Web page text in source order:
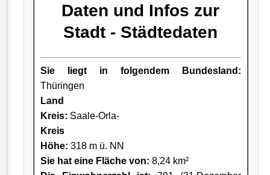
Daten und Infos zur
Stadt - Städtedaten
Sie liegt in folgendem Bundesland:
Thüringen
Land
Kreis: Saale-Orla-
Kreis
Höhe: 318 m ü. NN
Sie hat eine Fläche von: 8,24 km²